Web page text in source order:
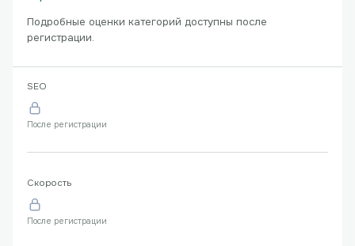
Подробные оценки категорий доступны после
регистрации.
SEO
После регистрации
Скорость
После регистрации